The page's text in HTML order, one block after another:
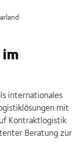
internationales
mit
Kontraktlogistik
Beratung zur